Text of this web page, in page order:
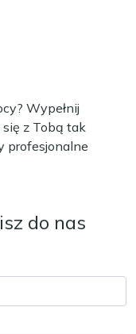
Wypełnij
się z Tobą tak
profesjonalne
do nas